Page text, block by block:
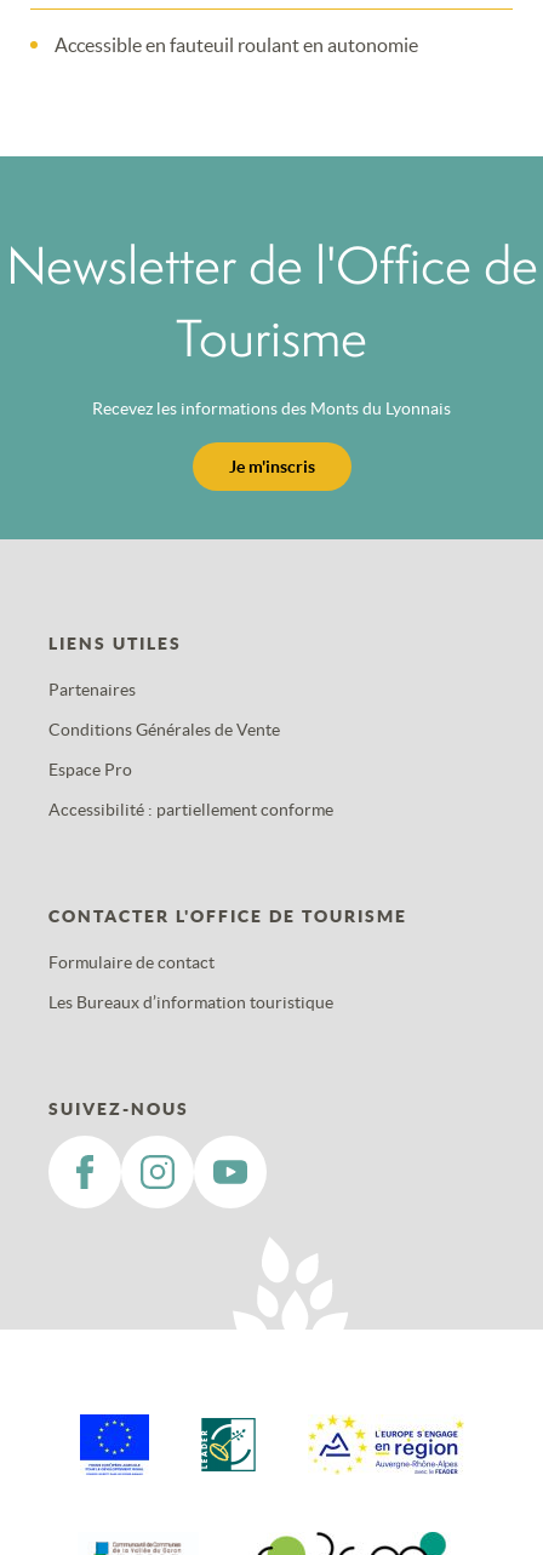
Accessible en fauteuil roulant en autonomie
Newsletter de l'Office de
Tourisme
Recevez les informations des Monts du Lyonnais
Je m'inscris
LIENS UTILES
Partenaires
Conditions Générales de Vente
Espace Pro
Accessibilité : partiellement conforme
CONTACTER L'OFFICE DE TOURISME
Formulaire de contact
Les Bureaux d’information touristique
SUIVEZ-NOUS